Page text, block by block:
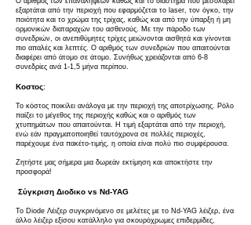
εξαρτάται από την περιοχή που εφαρμόζεται το laser, τον όγκο, την
ποιότητα και το χρώμα της τρίχας, καθώς και από την ύπαρξη ή μη
ορμονικών διαταραχών του ασθενούς. Με την πάροδο των
συνεδριών, οι ανεπιθύμητες τρίχες μειώνονται αισθητά και γίνονται
πιο απαλές και λεπτές. Ο αριθμός των συνεδριών που απαιτούνται
διαφέρει από άτομο σε άτομο. Συνήθως χρειάζονται από 6-8
συνεδρίες ανά 1-1,5 μήνα περίπου.
Κοστος:
Το κόστος ποικίλει ανάλογα με την περιοχή της αποτρίχωσης. Ρόλο
παίζει το μέγεθος της περιοχής καθώς και ο αριθμός των
χτυπημάτων που απαιτούνται. Η τιμή εξαρτάται από την περιοχή,
ενώ εάν πραγματοποιηθεί ταυτόχρονα σε πολλές περιοχές,
παρέχουμε ένα πακέτο-τιμής, η οποία είναι πολύ πιο συμφέρουσα.
Ζητήστε μας σήμερα μια δωρεάν εκτίμηση και αποκτήστε την
προσφορά!
Σύγκριση Διοδικο vs Nd-YAG
Το Diode Λέιζερ συγκρινόμενο σε μελέτες με το Nd-YAG λέιζερ, ένα
άλλο λέιζερ εξίσου κατάλληλο για σκουρόχρωμες επιδερμίδες,